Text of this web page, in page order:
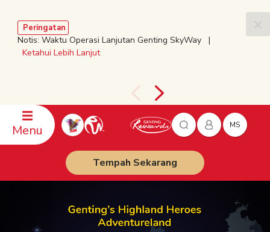
Peringatan
Notis: Waktu Operasi Lanjutan Genting SkyWay |
Ketahui Lebih Lanjut
Menu MS
Tempah Sekarang